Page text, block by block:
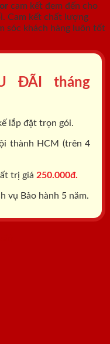
cam kết đem đến cho
Cam kết chất lượng
sóc khách hàng luôn tốt
ĐÃI tháng
lắp đặt trọn gói.
thành HCM (trên 4
trị giá 250.000đ.
vụ Bảo hành 5 năm.